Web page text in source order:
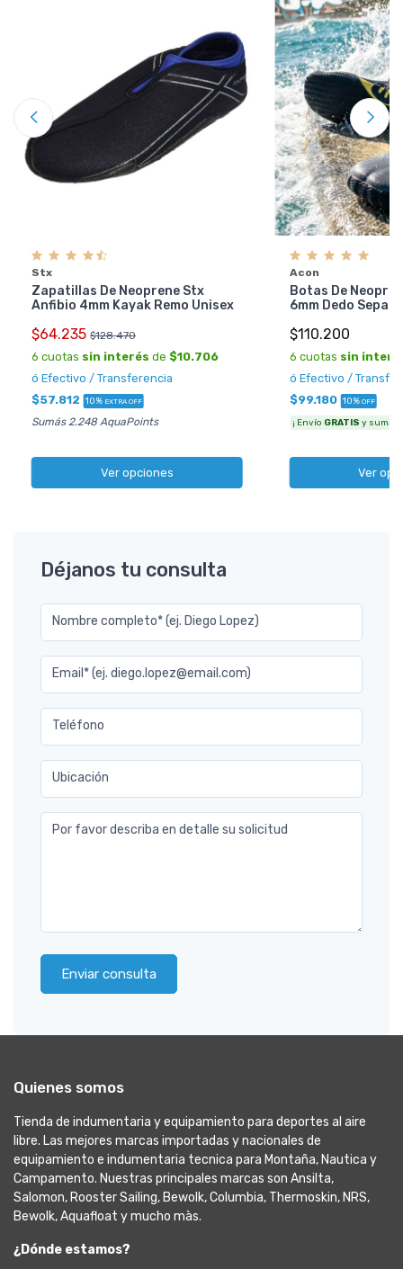
Stx
Zapatillas De Neoprene Stx
Anfibio 4mm Kayak Remo Unisex
$64.235 $128.470
6 cuotas sin interés de $10.706
ó Efectivo / Transferencia
$57.812 10% EXTRA OFF
Sumás 2.248 AquaPoints
Ver opciones
Acon
Botas De
6mm Dedo
$110.200
6 cuotas sin
ó Efectivo /
$99.180 10% OFF
¡ Envío GRATIS y sumás
Ver
Déjanos tu consulta
Nombre completo* (ej. Diego Lopez)
Email* (ej. diego.lopez@email.com)
Teléfono
Ubicación
Por favor describa en detalle su solicitud
Enviar consulta
Quienes somos
Tienda de indumentaria y equipamiento para deportes al aire
libre. Las mejores marcas importadas y nacionales de
equipamiento e indumentaria tecnica para Montaña, Nautica y
Campamento. Nuestras principales marcas son Ansilta,
Salomon, Rooster Sailing, Bewolk, Columbia, Thermoskin, NRS,
Bewolk, Aquafloat y mucho màs.
¿Dónde estamos?